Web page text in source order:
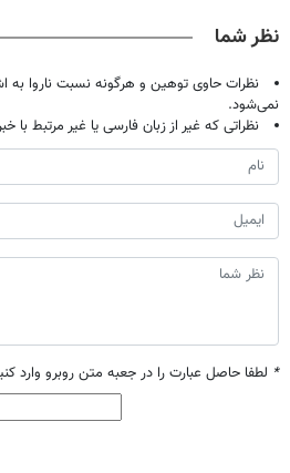
نظر شما
نظرات حاوی توهین و هرگونه نسبت ناروا
نمی‌شود.
نظراتی که غیر از زبان فارسی یا غیر مرتبط با
* لطفا حاصل عبارت را در جعبه متن روبرو وارد